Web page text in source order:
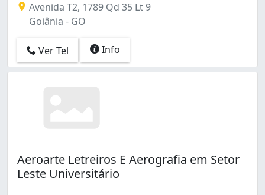
Avenida T2, 1789 Qd 35 Lt 9
Goiânia - GO
Ver Tel Info
Aeroarte Letreiros E Aerografia em Setor
Leste Universitário